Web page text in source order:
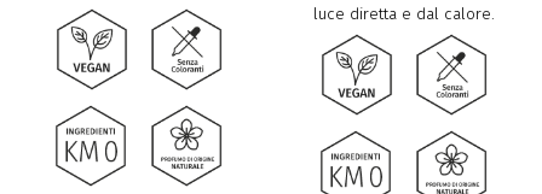
luce diretta e dal calore.